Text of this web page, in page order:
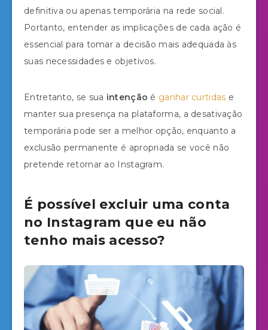
definitiva ou apenas temporária na rede social.
Portanto, entender as implicações de cada ação é
essencial para tomar a decisão mais adequada às
suas necessidades e objetivos.
Entretanto, se sua intenção é ganhar curtidas e
manter sua presença na plataforma, a desativação
temporária pode ser a melhor opção, enquanto a
exclusão permanente é apropriada se você não
pretende retornar ao Instagram.
É possível excluir uma conta
no Instagram que eu não
tenho mais acesso?